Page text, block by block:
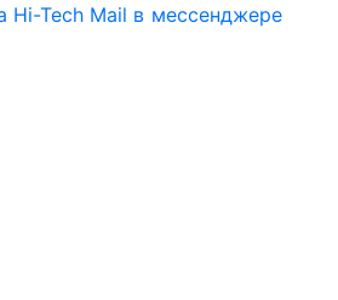
Hi-Tech Mail в мессенджере